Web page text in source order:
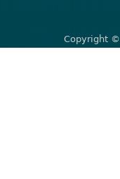
Copyright ©